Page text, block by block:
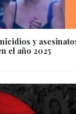
y
el año 2025